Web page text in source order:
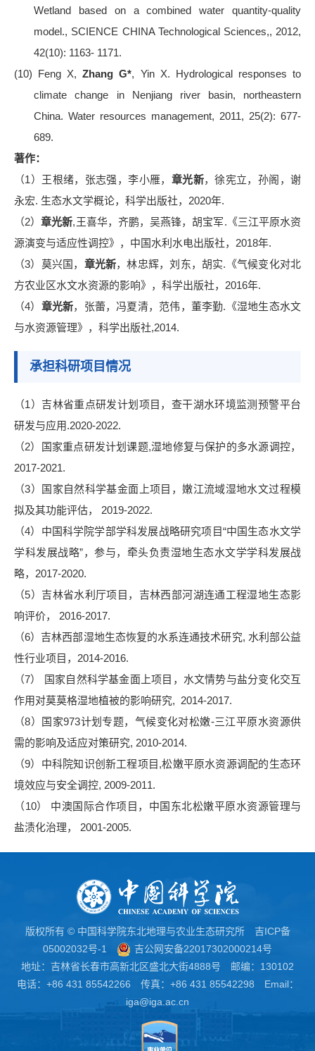
Wetland based on a combined water quantity-quality
model., SCIENCE CHINA Technological Sciences,, 2012,
42(10): 1163- 1171.
(10) Feng X,Zhang G*, Yin X. Hydrological responses to
climate change in Nenjiang river basin, northeastern
China. Water resources management, 2011, 25(2): 677-
689.
著作：
（1）王根绪，张志强，李小雁， 章光新，徐宪立，孙阁，谢
永宏. 生态水文学概论，科学出版社， 2020年.
（2）章光新,王喜华，齐鹏，吴燕锋，胡宝军.《三江平原水资
源演变与适应性调控》，中国水利水电出版社，2018年.
（3）莫兴国， 章光新，林忠辉，刘东，胡实.《气候变化对北
方农业区水文水资源的影响》，科学出版社，2016年.
（4） 章光新，张蕾，冯夏清，范伟，董李勤.《湿地生态水文
与水资源管理》，科学出版社,2014.
承担科研项目情况
（1） 吉林省重点研发计划项目，查干湖水环境监测预警平台
研发与应用.2020-2022.
（2） 国家重点研发计划课题,湿地修复与保护的多水源调控，
2017-2021.
（3）国家自然科学基金面上项目，嫩江流域湿地水文过程模
拟及其功能评估，
2019-2022.
（4）中国科学院学部学科发展战略研究项目“中国生态水文学
学科发展战略”，参与，牵头负责湿地生态水文学学科发展战
略，2017-2020.
（5）吉林省水利厅项目，吉林西部河湖连通工程湿地生态影
响评价，
2016-2017.
（6）吉林西部湿地生态恢复的水系连通技术研究, 水利部公益
性行业项目，2014-2016.
（7）
国家自然科学基金面上项目，水文情势与盐分变化交互
作用对莫莫格湿地植被的影响研究, 2014-2017.
（8）国家973计划专题，气候变化对松嫩-三江平原水资源供
需的影响及适应对策研究, 2010-2014.
（9）中科院知识创新工程项目 ,松嫩平原水资源调配的生态环
境效应与安全调控, 2009-2011.
（10）
中澳国际合作项目，中国东北松嫩平原水资源管理与
盐渍化治理，
2001-2005.
版权所有 © 中国科学院东北地理与农业生态研究所 吉ICP备
05002032号-1
吉公网安备22017302000214号
地址：吉林省长春市高新北区盛北大街4888号 邮编：130102
电话：+86 431 85542266 传真：+86 431 85542298 Email：
iga@iga.ac.cn